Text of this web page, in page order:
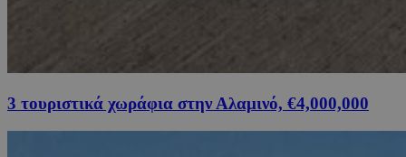
3 τουριστικά χωράφια στην Αλαμινό, €4,000,000